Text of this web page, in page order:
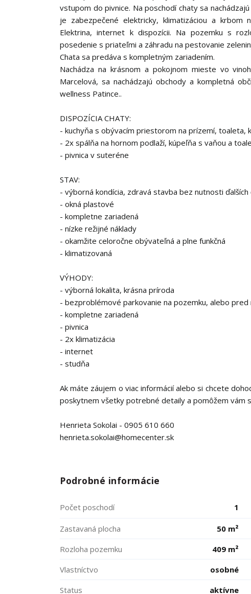
vstupom do pivnice. Na poschodí chaty sa
je zabezpečené elektricky, klimatizáciou a
Elektrina, internet k dispozícii. Na pozemku s
posedenie s priateľmi a záhradu na pestovanie
Chata sa predáva s kompletným zariadením.
Nachádza na krásnom a pokojnom mieste vo
Marcelová, sa nachádzajú obchody a kompletná
wellness Patince..
DISPOZÍCIA CHATY:
- kuchyňa s obývacím priestorom na prízemí,
- 2x spálňa na hornom podlaží, kúpeľňa s vaňou a
- pivnica v suteréne
STAV:
- výborná kondícia, zdravá stavba bez nutnosti
- okná plastové
- kompletne zariadená
- nízke režijné náklady
- okamžite celoročne obývateľná a plne funkčná
- klimatizovaná
VÝHODY:
- výborná lokalita, krásna príroda
- bezproblémové parkovanie na pozemku, alebo pred
- kompletne zariadená
- pivnica
- 2x klimatizácia
- internet
- studňa
Ak máte záujem o viac informácií alebo si chcete
poskytnem všetky potrebné detaily a pomôžem vám
Henrieta Sokolai - 0905 610 660
henrieta.sokolai@homecenter.sk
Podrobné informácie
Počet poschodí 1
Zastavaná plocha 50 m²
Rozloha pozemku
409 m²
Vlastníctvo
osobné
Status
aktívne